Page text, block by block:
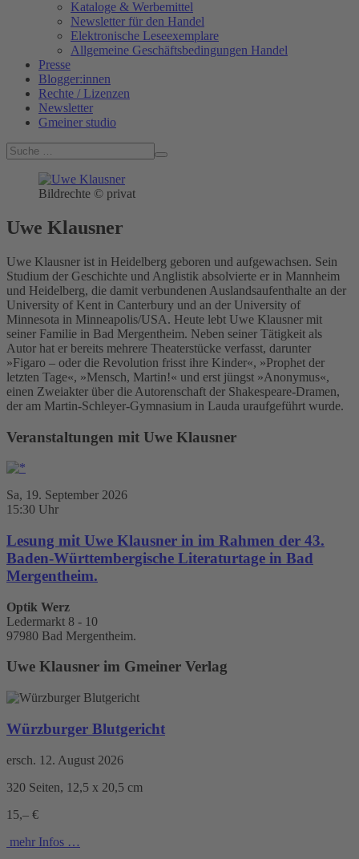
Kataloge & Werbemittel
Newsletter für den Handel
Elektronische Leseexemplare
Allgemeine Geschäftsbedingungen Handel
Presse
Blogger:innen
Rechte / Lizenzen
Newsletter
Gmeiner studio
Bildrechte © privat
Uwe Klausner
Uwe Klausner ist in Heidelberg geboren und aufgewachsen. Sein
Studium der Geschichte und Anglistik absolvierte er in Mannheim
und Heidelberg, die damit verbundenen Auslandsaufenthalte an der
University of Kent in Canterbury und an der University of
Minnesota in Minneapolis/USA. Heute lebt Uwe Klausner mit
seiner Familie in Bad Mergentheim. Neben seiner Tätigkeit als
Autor hat er bereits mehrere Theaterstücke verfasst, darunter
»Figaro – oder die Revolution frisst ihre Kinder«, »Prophet der
letzten Tage«, »Mensch, Martin!« und erst jüngst »Anonymus«,
einen Zweiakter über die Autorenschaft der Shakespeare-Dramen,
der am Martin-Schleyer-Gymnasium in Lauda uraufgeführt wurde.
Veranstaltungen mit Uwe Klausner
Sa, 19. September 2026
15:30 Uhr
Lesung mit Uwe Klausner in im Rahmen der 43.
Baden-Württembergische Literaturtage in Bad
Mergentheim.
Optik Werz
Ledermarkt 8 - 10
97980 Bad Mergentheim.
Uwe Klausner im Gmeiner Verlag
Würzburger Blutgericht
ersch. 12. August 2026
320 Seiten, 12,5 x 20,5 cm
15,– €
mehr Infos …